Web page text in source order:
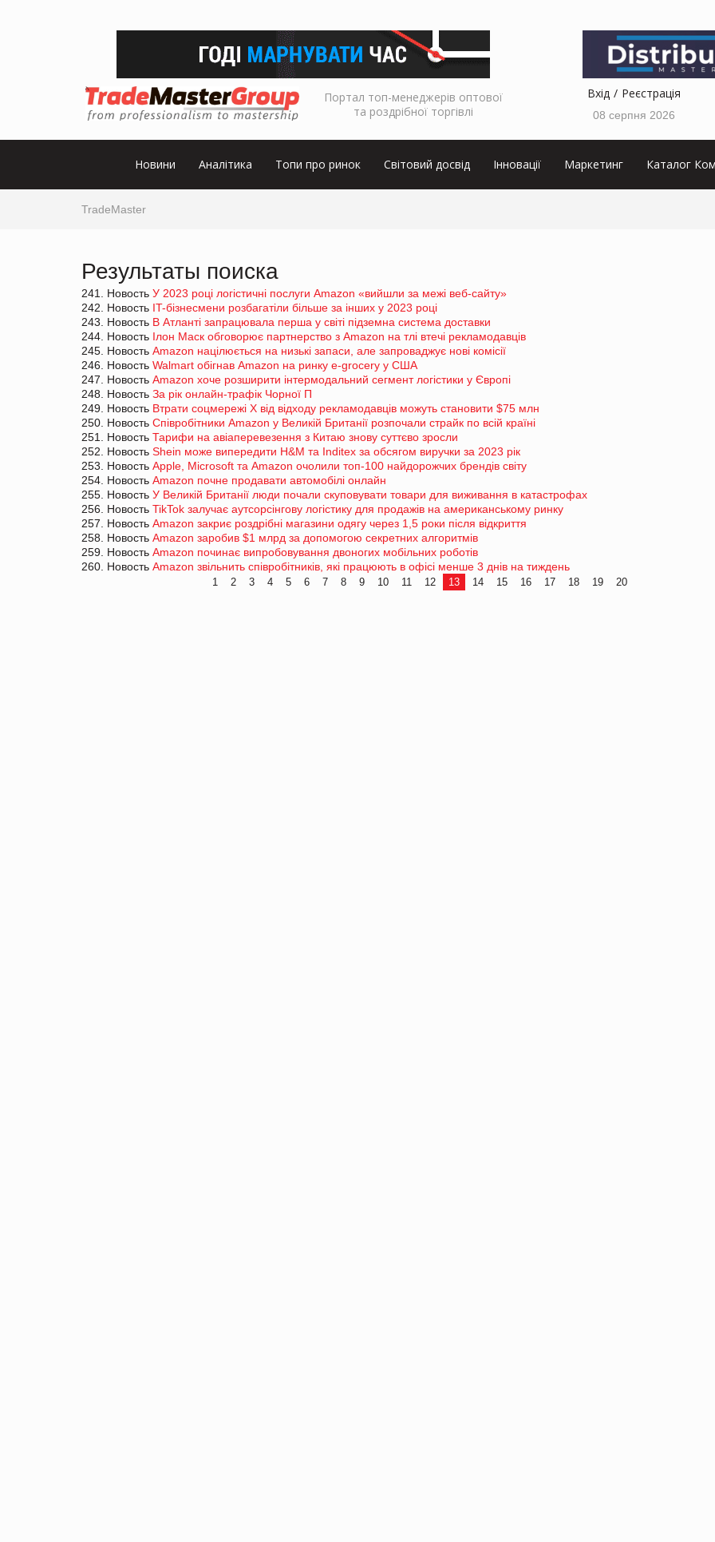
Портал топ-менеджерів оптової
та роздрібної торгівлі
Вхід Реєстрація
08 серпня 2026
Новини Аналітика Топи про ринок Світовий досвід Інновації Маркетинг Каталог
TradeMaster
Результаты поиска
241. Новость У 2023 році логістичні послуги Amazon «вийшли за межі веб-сайту»
242. Новость IT-бізнесмени розбагатіли більше за інших у 2023 році
243. Новость В Атланті запрацювала перша у світі підземна система доставки
244. Новость Ілон Маск обговорює партнерство з Amazon на тлі втечі рекламодавців
245. Новость Amazon націлюється на низькі запаси, але запроваджує нові комісії
246. Новость Walmart обігнав Amazon на ринку e-grocery у США
247. Новость Amazon хоче розширити інтермодальний сегмент логістики у Європі
248. Новость За рік онлайн-трафік Чорної П
249. Новость Втрати соцмережі Х від відходу рекламодавців можуть становити $75 млн
250. Новость Співробітники Amazon у Великій Британії розпочали страйк по всій країні
251. Новость Тарифи на авіаперевезення з Китаю знову суттєво зросли
252. Новость Shein може випередити H&M та Inditex за обсягом виручки за 2023 рік
253. Новость Apple, Microsoft та Amazon очолили топ-100 найдорожчих брендів світу
254. Новость Amazon почне продавати автомобілі онлайн
255. Новость У Великій Британії люди почали скуповувати товари для виживання в катастрофах
256. Новость TikTok залучає аутсорсінгову логістику для продажів на американському ринку
257. Новость Amazon закриє роздрібні магазини одягу через 1,5 роки після відкриття
258. Новость Amazon заробив $1 млрд за допомогою секретних алгоритмів
259. Новость Amazon починає випробовування двоногих мобільних роботів
260. Новость Amazon звільнить співробітників, які працюють в офісі менше 3 днів на тиждень
1 2 3 4 5 6 7 8 9 10 11 12 13 14 15 16 17 18 19 20